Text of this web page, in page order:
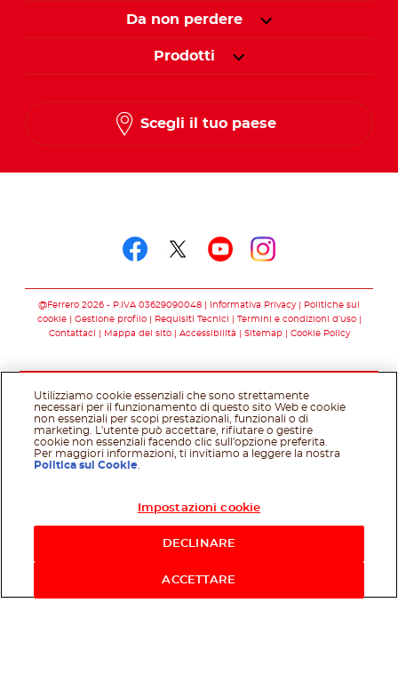
Da non perdere
Prodotti
Scegli il tuo paese
@Ferrero 2026 - P.IVA 03629090048 Informativa Privacy
Politiche sui
cookie
Gestione profilo Requisiti Tecnici
Termini e condizioni d’uso
Contattaci
Mappa del sito Accessibilità Sitemap Cookie Policy
Utilizziamo cookie essenziali che sono strettamente
necessari per il funzionamento di questo sito Web e cookie
non essenziali per scopi prestazionali, funzionali o di
marketing. L'utente può accettare, rifiutare o gestire
cookie non essenziali facendo clic sull'opzione preferita.
Per maggiori informazioni, ti invitiamo a leggere la nostra
Politica sui Cookie
Impostazioni cookie
DECLINARE
ACCETTARE